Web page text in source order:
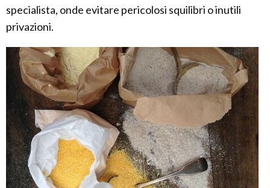
specialista, onde evitare pericolosi squilibri o inutili
privazioni.